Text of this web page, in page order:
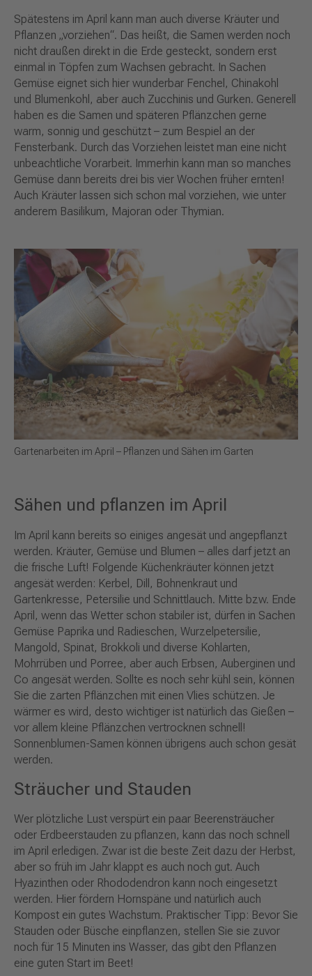
Spätestens im April kann man auch diverse Kräuter und
Pflanzen „vorziehen“. Das heißt, die Samen werden noch
nicht draußen direkt in die Erde gesteckt, sondern erst
einmal in Töpfen zum Wachsen gebracht. In Sachen
Gemüse eignet sich hier wunderbar Fenchel, Chinakohl
und Blumenkohl, aber auch Zucchinis und Gurken. Generell
haben es die Samen und späteren Pflänzchen gerne
warm, sonnig und geschützt – zum Bespiel an der
Fensterbank. Durch das Vorziehen leistet man eine nicht
unbeachtliche Vorarbeit. Immerhin kann man so manches
Gemüse dann bereits drei bis vier Wochen früher ernten!
Auch Kräuter lassen sich schon mal vorziehen, wie unter
anderem Basilikum, Majoran oder Thymian.
Gartenarbeiten im April – Pflanzen und Sähen im Garten
Sähen und pflanzen im April
Im April kann bereits so einiges angesät und angepflanzt
werden. Kräuter, Gemüse und Blumen – alles darf jetzt an
die frische Luft! Folgende Küchenkräuter können jetzt
angesät werden: Kerbel, Dill, Bohnenkraut und
Gartenkresse, Petersilie und Schnittlauch. Mitte bzw. Ende
April, wenn das Wetter schon stabiler ist, dürfen in Sachen
Gemüse Paprika und Radieschen, Wurzelpetersilie,
Mangold, Spinat, Brokkoli und diverse Kohlarten,
Mohrrüben und Porree, aber auch Erbsen, Auberginen und
Co angesät werden. Sollte es noch sehr kühl sein, können
Sie die zarten Pflänzchen mit einen Vlies schützen. Je
wärmer es wird, desto wichtiger ist natürlich das Gießen –
vor allem kleine Pflänzchen vertrocknen schnell!
Sonnenblumen-Samen können übrigens auch schon gesät
werden.
Sträucher und Stauden
Wer plötzliche Lust verspürt ein paar Beerensträucher
oder Erdbeerstauden zu pflanzen, kann das noch schnell
im April erledigen. Zwar ist die beste Zeit dazu der Herbst,
aber so früh im Jahr klappt es auch noch gut. Auch
Hyazinthen oder Rhododendron kann noch eingesetzt
werden. Hier fördern Hornspäne und natürlich auch
Kompost ein gutes Wachstum. Praktischer Tipp: Bevor Sie
Stauden oder Büsche einpflanzen, stellen Sie sie zuvor
noch für 15 Minuten ins Wasser, das gibt den Pflanzen
eine guten Start im Beet!